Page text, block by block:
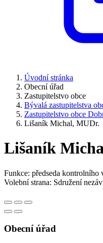
Úvodní stránka
Obecní úřad
Zastupitelstvo obce
Bývalá zastupitelstva
Zastupitelstvo obce
Lišaník Michal, MUDr.
Lišaník
Funkce: předseda kontrolního
Volební strana: Sdružení
Obecní úřad